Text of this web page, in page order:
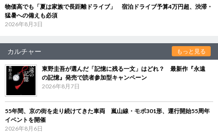
物価高でも「夏は家族で長距離ドライブ」 宿泊ドライブ予算4万円超、渋滞・
猛暑への備えも必須
2026年8月3日
カルチャー もっと見る
東野圭吾が選んだ「記憶に残る一文」はどれ？ 最新作『永遠
の記憶』発売で読者参加型キャンペーン
2026年8月7日
55年間、京の街を走り続けてきた車両 嵐山線・モボ301形、運行開始55周年
イベントを開催
2026年8月6日